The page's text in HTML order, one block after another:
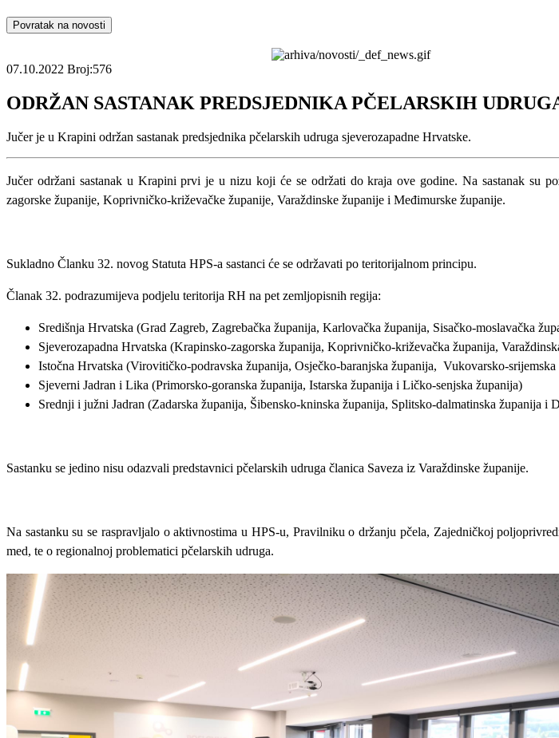
Povratak na novosti
07.10.2022 Broj:576
ODRŽAN SASTANAK PREDSJEDNIKA PČELARSKIH
Jučer je u Krapini održan sastanak predsjednika pčelarskih udruga sjeverozapadne Hrvatske.
Jučer održani sastanak u Krapini prvi je u nizu koji će se održati do kraja ove godine. Na sastanak su
zagorske županije, Koprivničko-križevačke županije, Varaždinske županije i Međimurske županije.
Sukladno Članku 32. novog Statuta HPS-a sastanci će se održavati po teritorijalnom principu.
Članak 32. podrazumijeva podjelu teritorija RH na pet zemljopisnih regija:
Središnja Hrvatska (Grad Zagreb, Zagrebačka županija, Karlovačka županija, Sisačko-moslavačka
Sjeverozapadna Hrvatska (Krapinsko-zagorska županija, Koprivničko-križevačka županija,
Istočna Hrvatska (Virovitičko-podravska županija, Osječko-baranjska županija, Vukovarsko-
Sjeverni Jadran i Lika (Primorsko-goranska županija, Istarska županija i Ličko-senjska županija)
Srednji i južni Jadran (Zadarska županija, Šibensko-kninska županija, Splitsko-dalmatinska županija i
Sastanku se jedino nisu odazvali predstavnici pčelarskih udruga članica Saveza iz Varaždinske županije.
Na sastanku su se raspravljalo oaktivnostima u HPS-u, Pravilniku o držanju pčela, Zajedničkoj
med, te o regionalnoj problematici pčelarskih udruga.